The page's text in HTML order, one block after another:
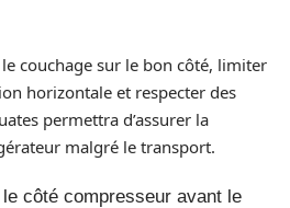
couchage sur le bon côté, limiter
horizontale et respecter des
permettra d’assurer la
malgré le transport.
côté compresseur avant le